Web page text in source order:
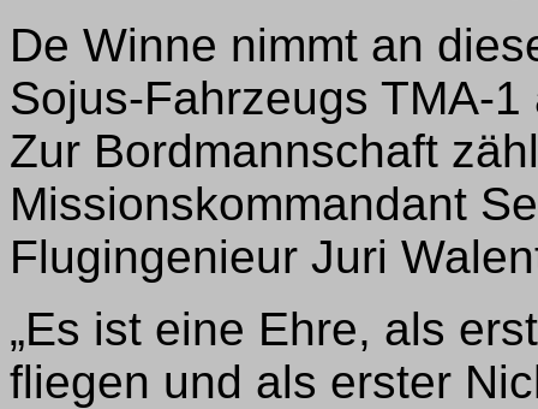
De Winne nimmt an
Sojus-Fahrzeugs TMA-
Zur Bordmannschaft
Missionskommandant
Flugingenieur Juri
„Es ist eine Ehre, als
fliegen und als erster